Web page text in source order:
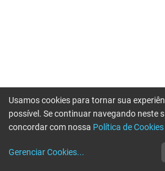
Usamos cookies para tornar sua
possível. Se continuar navegando neste
concordar com nossa Política de
Gerenciar Cookies...
Erro ao enviar informações, por favor